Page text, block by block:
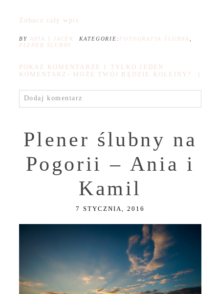
Zobacz cały wpis
BY ANIA I JACEK KATEGORIE: FOTOGRAFIA ŚLUBNA
PLENER ŚLUBNY
POKAŻ KOMENTARZE
1 TYLKO JEDEN
KOMENTARZ- MOŻE TWÓJ BĘDZIE KOLEJNY? :)
Dodaj komentarz
Plener ślubny na
Pogorii – Ania i
Kamil
7 STYCZNIA, 2016